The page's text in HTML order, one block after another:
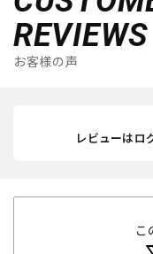
REVIEWS
お客様の声
レビューはロ
こ